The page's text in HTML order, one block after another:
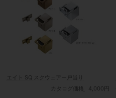
エイト SQ スクウェアー戸当り
カタログ価格
4,000円